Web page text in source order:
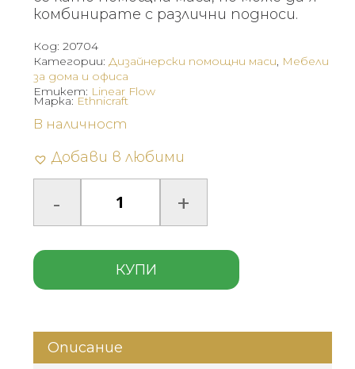
комбинирате с различни подноси.
Код: 20704
Категории: Дизайнерски помощни маси, Мебели
за дома и офиса
Етикет: Linear Flow
В наличност
Добави в любими
КУПИ
Марка: Ethnicraft
Описание